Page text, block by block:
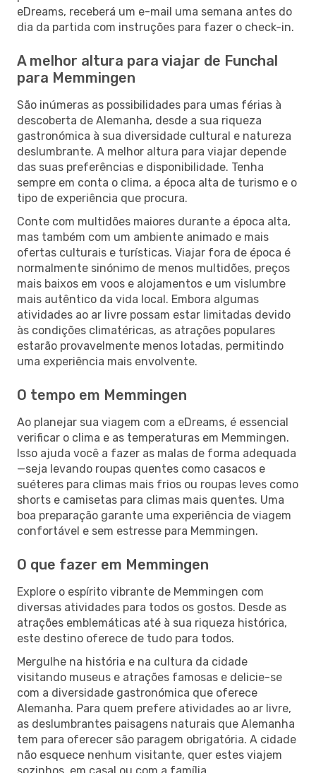
eDreams, receberá um e-mail uma semana antes do
dia da partida com instruções para fazer o check-in.
A melhor altura para viajar de Funchal
para Memmingen
São inúmeras as possibilidades para umas férias à
descoberta de Alemanha, desde a sua riqueza
gastronómica à sua diversidade cultural e natureza
deslumbrante. A melhor altura para viajar depende
das suas preferências e disponibilidade. Tenha
sempre em conta o clima, a época alta de turismo e o
tipo de experiência que procura.
Conte com multidões maiores durante a época alta,
mas também com um ambiente animado e mais
ofertas culturais e turísticas. Viajar fora de época é
normalmente sinónimo de menos multidões, preços
mais baixos em voos e alojamentos e um vislumbre
mais autêntico da vida local. Embora algumas
atividades ao ar livre possam estar limitadas devido
às condições climatéricas, as atrações populares
estarão provavelmente menos lotadas, permitindo
uma experiência mais envolvente.
O tempo em Memmingen
Ao planejar sua viagem com a eDreams, é essencial
verificar o clima e as temperaturas em Memmingen.
Isso ajuda você a fazer as malas de forma adequada
—seja levando roupas quentes como casacos e
suéteres para climas mais frios ou roupas leves como
shorts e camisetas para climas mais quentes. Uma
boa preparação garante uma experiência de viagem
confortável e sem estresse para Memmingen.
O que fazer em Memmingen
Explore o espírito vibrante de Memmingen com
diversas atividades para todos os gostos. Desde as
atrações emblemáticas até à sua riqueza histórica,
este destino oferece de tudo para todos.
Mergulhe na história e na cultura da cidade
visitando museus e atrações famosas e delicie-se
com a diversidade gastronómica que oferece
Alemanha. Para quem prefere atividades ao ar livre,
as deslumbrantes paisagens naturais que Alemanha
tem para oferecer são paragem obrigatória. A cidade
não esquece nenhum visitante, quer estes viajem